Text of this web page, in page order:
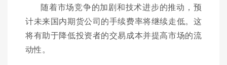
随着市场竞争的加剧和技术进步的推动，预
计未来国内期货公司的手续费率将继续走低。这
将有助于降低投资者的交易成本并提高市场的流
动性。